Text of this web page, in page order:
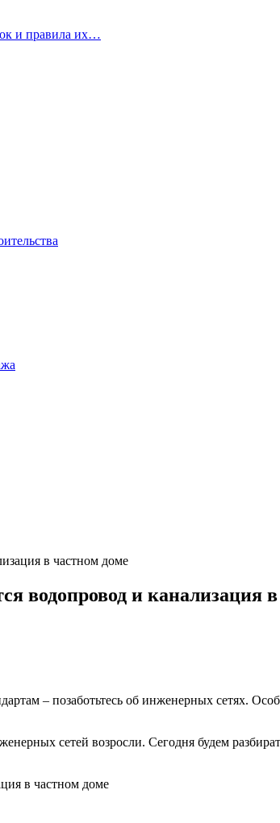
и правила их…
в частном доме
водопровод и канализация
– позаботьтесь об инженерных сетях.
сетей возросли. Сегодня будем